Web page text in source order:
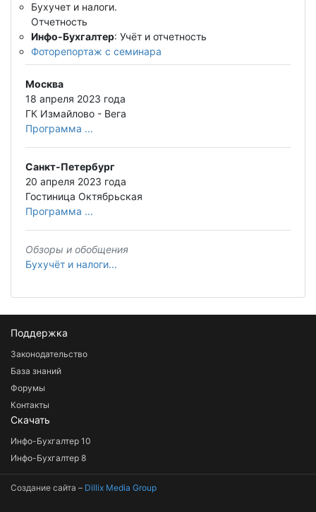
Бухучет и налоги.
Отчетность
Инфо-Бухгалтер: Учёт и отчетность
Фоторепортаж с семинара
Москва
18 апреля 2023 года
ГК Измайлово - Вега
Программа ...
Санкт-Петербург
20 апреля 2023 года
Гостиница Октябрьская
Программа ...
Обзоры и обобщения
Бухучёт и налоги...
Поддержка
Законодательство
База знаний
Форумы
Контакты
Скачать
Инфо-Бухгалтер 10
Инфо-Бухгалтер 8
Создание сайта – Dillix Media Group